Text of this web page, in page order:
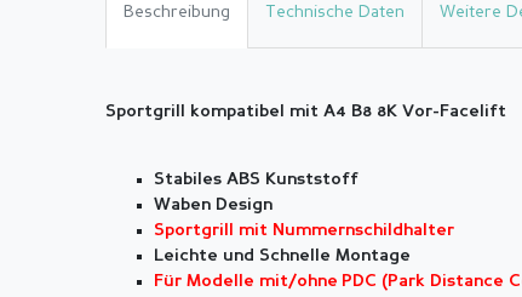
Beschreibung Technische Daten Weitere
Sportgrill kompatibel mit A4 B8 8K Vor-Facelift
Stabiles ABS Kunststoff
Waben Design
Sportgrill mit Nummernschildhalter
Leichte und Schnelle Montage
Für Modelle mit/ohne PDC (Park Distance